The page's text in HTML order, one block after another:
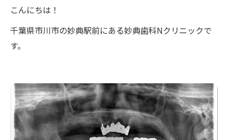
こんにちは！
千葉県市川市の妙典駅前にある妙典歯科Nクリニックで
す。